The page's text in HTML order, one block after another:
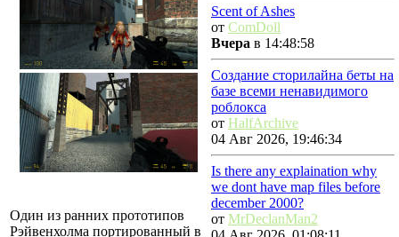
Один из ранних прототипов
Рэйвенхолма портированный в
Scent of Ashes
от ComDoll
Вчера в 14:48:58
Создание сторилайна беты на
базе всеми ненавидимого
роблокса
от HalfArchive
04 Авг 2026, 19:46:34
Is there any explaination why
we dont have map files before
december 2000?
от MrDeclanMan2